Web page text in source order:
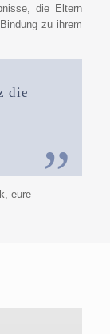
die Eltern
zu ihrem
die
eure